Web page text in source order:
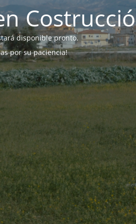
disponible pronto.
por su paciencia!